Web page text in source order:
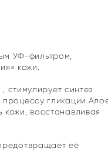
УФ-фильтром,
кожи.
синтез
восстанавливая
её